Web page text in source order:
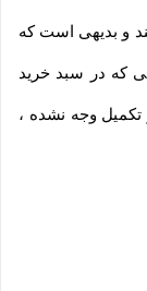
و بدیهی است که
که در سبد خرید
وجه نشده ،